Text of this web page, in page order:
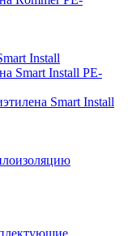
Install
Smart Install PE-
Smart Install